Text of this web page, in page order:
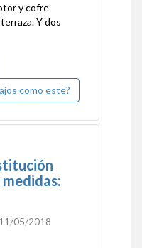
y cofre
Y dos
como este?
11/05/2018